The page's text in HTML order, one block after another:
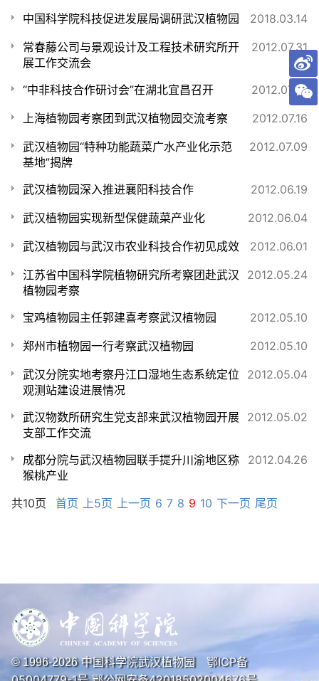
2018.03.14
中国科学院科技促进发展局调研武汉植物园
2012.07.31
常春藤公司与景观设计及工程技术研究所开
展工作交流会
2012.07.31
“中非科技合作研讨会”在湖北宜昌召开
2012.07.16
上海植物园考察团到武汉植物园交流考察
2012.07.09
武汉植物园“特种功能蔬菜广水产业化示范
基地”揭牌
2012.06.19
武汉植物园深入推进襄阳科技合作
2012.06.04
武汉植物园实现新型保健蔬菜产业化
2012.06.01
武汉植物园与武汉市农业科技合作初见成效
2012.05.24
江苏省中国科学院植物研究所考察团赴武汉
植物园考察
2012.05.10
宝鸡植物园主任郭建喜考察武汉植物园
2012.05.10
郑州市植物园一行考察武汉植物园
2012.05.04
武汉分院实地考察丹江口湿地生态系统定位
观测站建设进展情况
2012.05.02
武汉物数所研究生党支部来武汉植物园开展
支部工作交流
2012.04.26
成都分院与武汉植物园联手提升川渝地区猕
猴桃产业
共10页
首页 上5页 上一页 6 7 8 9 10 下一页 尾页
© 1996-2026中国科学院武汉植物园 鄂ICP备